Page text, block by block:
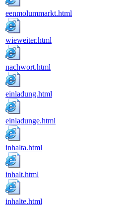
eenmolummarkt.html
wieweiter.html
nachwort.html
einladung.html
einladunge.html
inhalta.html
inhalt.html
inhalte.html